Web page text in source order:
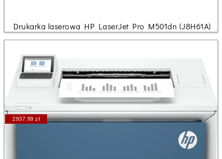
Drukarka laserowa HP LaserJet Pro M501dn (J8H61A)
2937.99 zł